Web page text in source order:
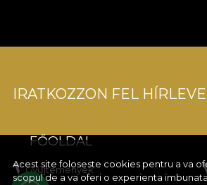
Acest site foloseste cookies pentru a va
scopul de a va oferi o experienta
IRATKOZZON FEL
FŐOLDAL
Gyűjtemények